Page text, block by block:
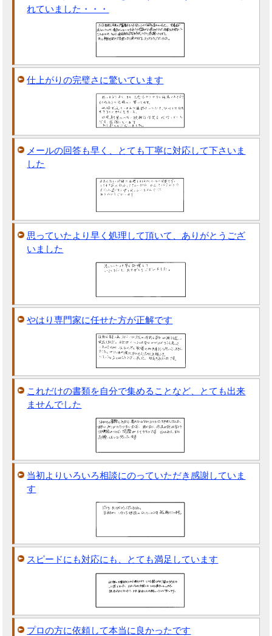
れていました・・・
仕上がりの完璧さに驚いています
メールの回答も早く、とても丁寧に対応して下さいま
した
思っていたより早く処理して頂いて、ありがとうござ
いました
やはり専門家に任せた方が正解です
これだけの書類を自分で集めることなど、とても出来
ませんでした
当初よりいろいろ相談にのっていただき感謝していま
す
スピードにも対応にも、とても満足しています
プロの方に依頼して本当に良かったです